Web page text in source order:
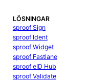
LÖSNINGAR
sproof Sign
sproof Ident
sproof Widget
sproof Fastlane
sproof eID Hub
sproof Validate